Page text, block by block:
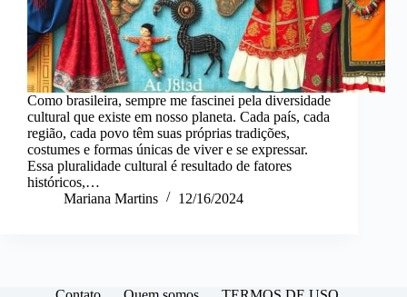
Como brasileira, sempre me fascinei pela diversidade
cultural que existe em nosso planeta. Cada país, cada
região, cada povo têm suas próprias tradições,
costumes e formas únicas de viver e se expressar.
Essa pluralidade cultural é resultado de fatores
históricos,…
Mariana Martins
12/16/2024